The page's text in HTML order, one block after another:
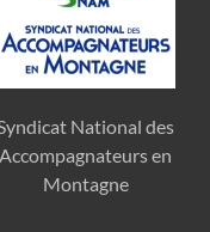
National des
Accompagnateurs en
Montagne